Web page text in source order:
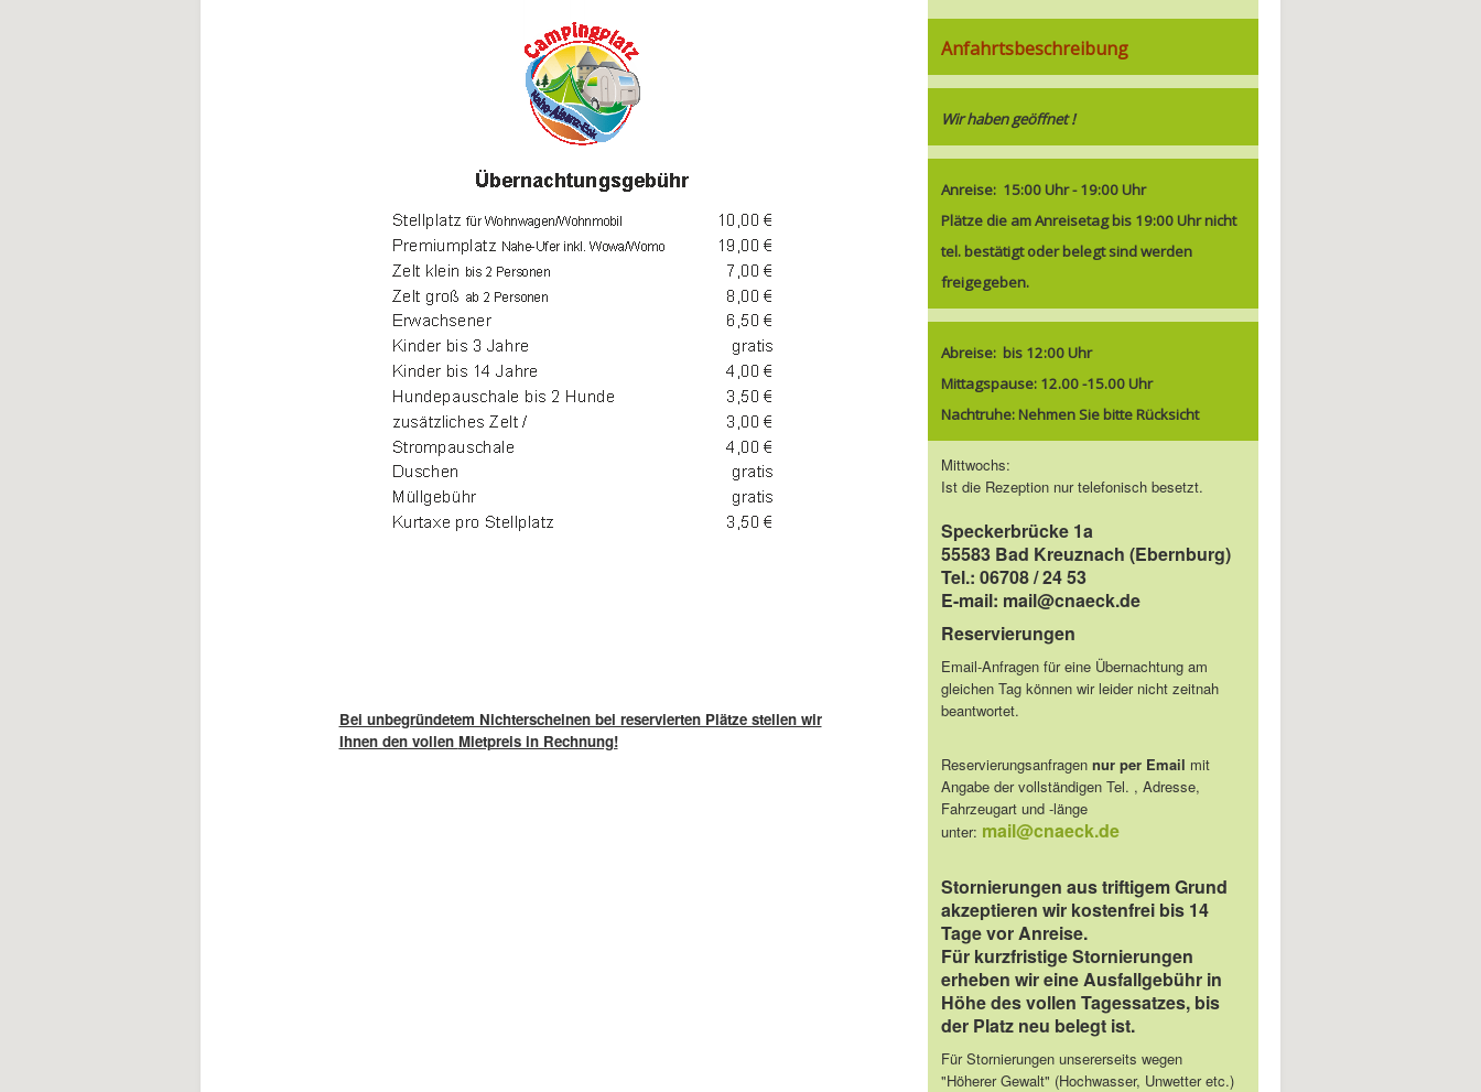
Bei unbegründetem Nichterscheinen bei reservierten Plätze stellen wir
Ihnen den vollen Mietpreis in Rechnung!
Anfahrtsbeschreibung
Wir haben geöffnet !
Anreise: 15:00 Uhr - 19:00 Uhr
Plätze die am Anreisetag bis 19:00 Uhr nicht
tel. bestätigt oder belegt sind werden
freigegeben.
Abreise: bis 12:00 Uhr
Mittagspause: 12.00 -15.00 Uhr
Nachtruhe: Nehmen Sie bitte Rücksicht
Mittwochs:
Ist die Rezeption nur telefonisch besetzt.
Speckerbrücke 1a
55583 Bad Kreuznach (Ebernburg)
Tel.: 06708 / 24 53
E-mail: mail@cnaeck.de
Reservierungen
Email-Anfragen für eine Übernachtung am
gleichen Tag können wir leider nicht zeitnah
beantwortet.
Reservierungsanfragen nur per Email mit
Angabe der vollständigen Tel. , Adresse,
Fahrzeugart und -länge
unter: mail@cnaeck.de
Stornierungen aus triftigem Grund
akzeptieren wir kostenfrei bis 14
Tage vor Anreise.
Für kurzfristige Stornierungen
erheben wir eine Ausfallgebühr in
Höhe des vollen Tagessatzes, bis
der Platz neu belegt ist.
Für Stornierungen unsererseits wegen
"Höherer Gewalt" (Hochwasser, Unwetter etc.)